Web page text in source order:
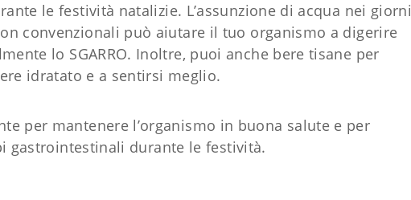
le festività natalizie. L’assunzione di acqua nei giorni
convenzionali può aiutare il tuo organismo a digerire
lo SGARRO. Inoltre, puoi anche bere tisane per
idratato e a sentirsi meglio.
per mantenere l’organismo in buona salute e per
gastrointestinali durante le festività.